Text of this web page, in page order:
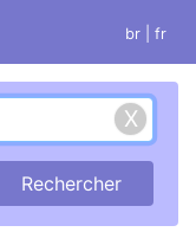
br | fr